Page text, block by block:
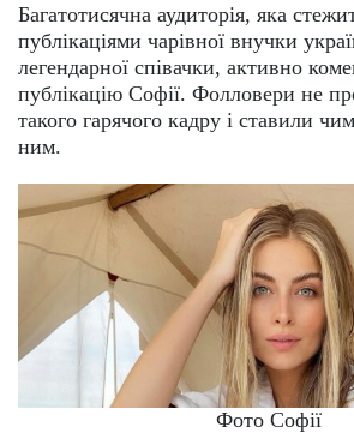
Багатотисячна аудиторія, яка
публікаціями чарівної внучки
легендарної співачки, активно
публікацію Софії. Фолловери не
такого гарячого кадру і ставили
ним.
Фото Софії